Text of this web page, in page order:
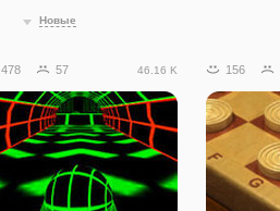
Новые
478 57 46.16 K 156